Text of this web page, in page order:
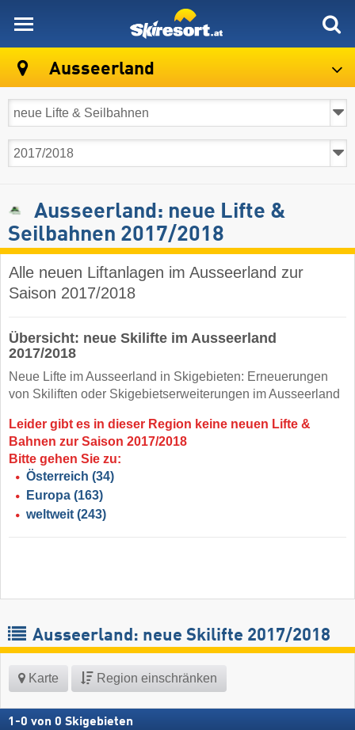
Ausseerland
Ausseerland: neue Lifte &
Seilbahnen 2017/2018
Alle neuen Liftanlagen im Ausseerland zur
Saison 2017/2018
Übersicht: neue Skilifte im Ausseerland
2017/2018
Neue Lifte im Ausseerland in Skigebieten: Erneuerungen
von Skiliften oder Skigebietserweiterungen im Ausseerland
Leider gibt es in dieser Region keine neuen Lifte &
Bahnen zur Saison 2017/2018
Bitte gehen Sie zu:
Österreich (34)
Europa (163)
weltweit (243)
Ausseerland: neue Skilifte 2017/2018
Karte Region einschränken
1 -0 von 0 Skigebieten